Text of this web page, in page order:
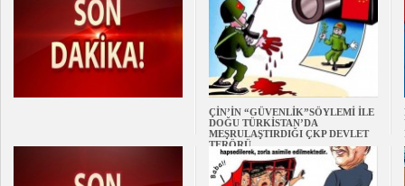
ÇİN’İN “GÜVENLİK”SÖYLEMİ İLE
DOĞU TÜRKİSTAN’DA
MEŞRULAŞTIRDIĞI ÇKP DEVLET
TERÖRÜ